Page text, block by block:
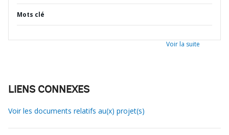
Mots clé
Voir la suite
LIENS CONNEXES
Voir les documents relatifs au(x) projet(s)